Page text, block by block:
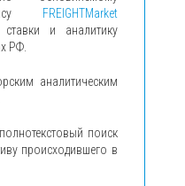
FREIGHTMarket
и аналитику
РФ.
аналитическим
поиск
происходившего в